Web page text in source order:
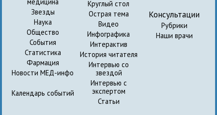
Звезды
Наука
Общество
События
Статистика
Фармация
Новости МЕД-инфо
Календарь событий
Круглый стол
Острая тема
Видео
Инфографика
Интерактив
История читателя
Интервью со
звездой
Интервью с
экспертом
Статьи
Консультации
Рубрики
Наши врачи